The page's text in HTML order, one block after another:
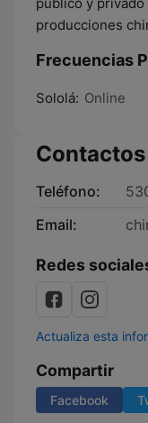
producciones
Frecuencias
Sololá: Online
Contactos
Teléfono:
Email:
Redes
Actualiza esta
Compartir
Facebook